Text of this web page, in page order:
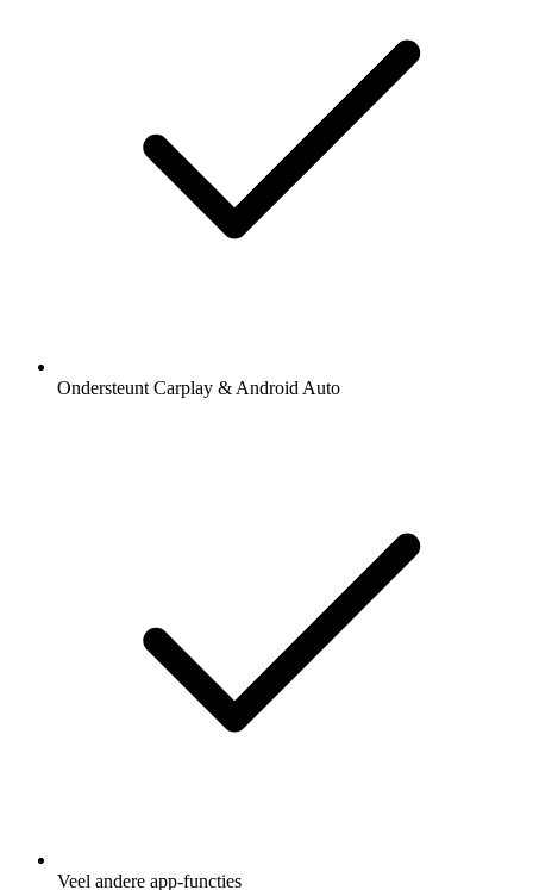
Ondersteunt Carplay & Android Auto
Veel andere app-functies